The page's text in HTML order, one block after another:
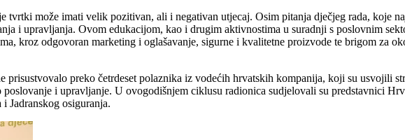
tvrtki može imati velik pozitivan, ali i negativan utjecaj. Osim pitanja dječjeg rada, koje
i upravljanja. Ovom edukacijom, kao i drugim aktivnostima u suradnji s poslovnim
kroz odgovoran marketing i oglašavanje, sigurne i kvalitetne proizvode te brigom za
preko četrdeset polaznika iz vodećih hrvatskih kompanija, koji su usvojili
i upravljanje. U ovogodišnjem ciklusu radionica sudjelovali su predstavnici
Jadranskog osiguranja.